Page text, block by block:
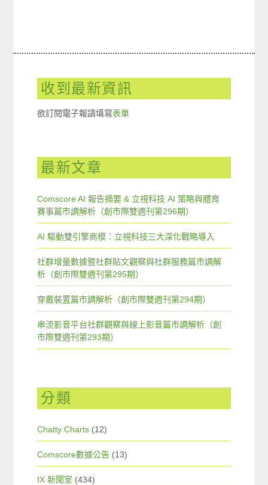
收到最新資訊
欲訂閱電子報請填寫表單
最新文章
Comscore AI 報告摘要 & 立視科技 AI 策略與體育
賽事篇市調解析（創市際雙週刊第296期）
AI 驅動雙引擎商模：立視科技三大深化戰略導入
社群增量數據暨社群貼文觀察與社群服務篇市調解
析（創市際雙週刊第295期）
穿戴裝置篇市調解析（創市際雙週刊第294期）
串流影音平台社群觀察與線上影音篇市調解析（創
市際雙週刊第293期）
分類
Chatty Charts (12)
Comscore數據公告 (13)
IX 新聞室 (434)